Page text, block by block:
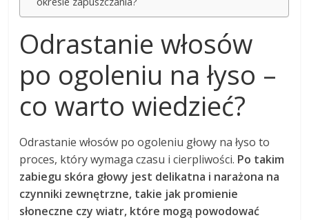
Odrastanie włosów
po ogoleniu na łyso –
co warto wiedzieć?
Odrastanie włosów po ogoleniu głowy na łyso to
proces, który wymaga czasu i cierpliwości. Po takim
zabiegu skóra głowy jest delikatna i narażona na
czynniki zewnętrzne, takie jak promienie
słoneczne czy wiatr, które mogą powodować